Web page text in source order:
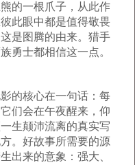
的一根爪子，从此作
此眼中都是值得敬畏
是图腾的由来。猎手
勇士都相信这一点。
的核心在一句话：每
们会在午夜醒来，仰
生颠沛流离的真实写
。好故事所需要的源
出来的意象：强大、